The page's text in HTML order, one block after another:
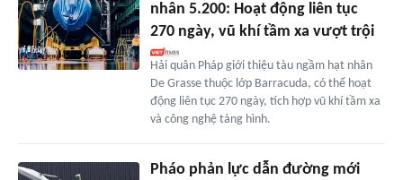
nhân 5.200: Hoạt động liên tục
270 ngày, vũ khí tầm xa vượt trội
Hải quân Pháp giới thiệu tàu ngầm hạt nhân
De Grasse thuộc lớp Barracuda, có thể hoạt
động liên tục 270 ngày, tích hợp vũ khí tầm xa
và công nghệ tàng hình.
Pháo phản lực dẫn đường mới